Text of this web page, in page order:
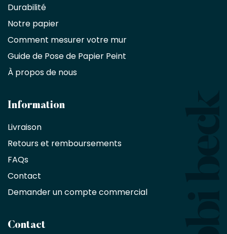
commercial
Décorateurs
d'intérieur,
designers
architectes
d'une
exclusive
de
%
sur
sans
Durabilité
Notre papier
Comment mesurer votre mur
Guide de Pose de Papier Peint
À propos de nous
Information
Livraison
Retours et remboursements
FAQs
Contact
Demander un compte commercial
Contact